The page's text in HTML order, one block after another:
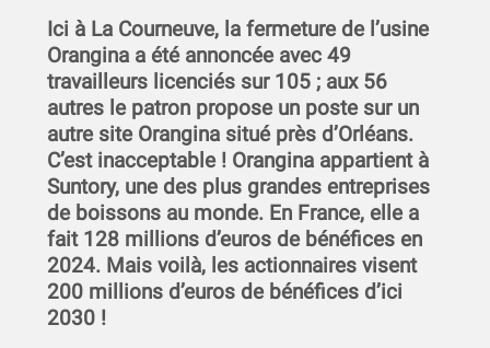
Ici à La Courneuve, la fermeture de l’usine
Orangina a été annoncée avec 49
travailleurs licenciés sur 105 ; aux 56
autres le patron propose un poste sur un
autre site Orangina situé près d’Orléans.
C’est inacceptable ! Orangina appartient à
Suntory, une des plus grandes entreprises
de boissons au monde. En France, elle a
fait 128 millions d’euros de bénéfices en
2024. Mais voilà, les actionnaires visent
200 millions d’euros de bénéfices d’ici
2030 !